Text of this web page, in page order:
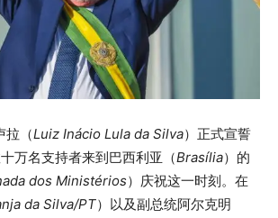
拉（Luiz Inácio Lula da Silva）正式宣誓
万名支持者来到巴西利亚（Brasília）的
dos Ministérios）庆祝这一时刻。在
da Silva/PT）以及副总统阿尔克明